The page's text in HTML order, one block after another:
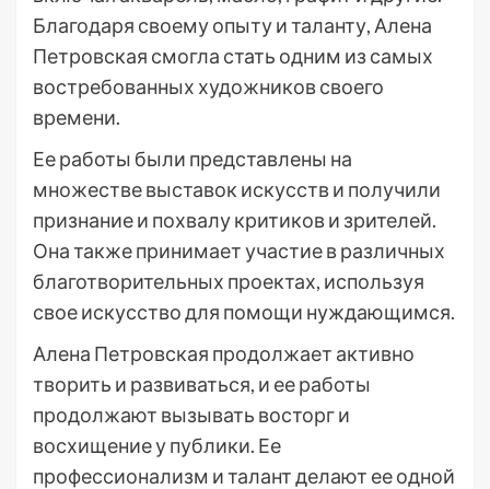
Благодаря своему опыту и таланту, Алена
Петровская смогла стать одним из самых
востребованных художников своего
времени.
Ее работы были представлены на
множестве выставок искусств и получили
признание и похвалу критиков и зрителей.
Она также принимает участие в различных
благотворительных проектах, используя
свое искусство для помощи нуждающимся.
Алена Петровская продолжает активно
творить и развиваться, и ее работы
продолжают вызывать восторг и
восхищение у публики. Ее
профессионализм и талант делают ее одной